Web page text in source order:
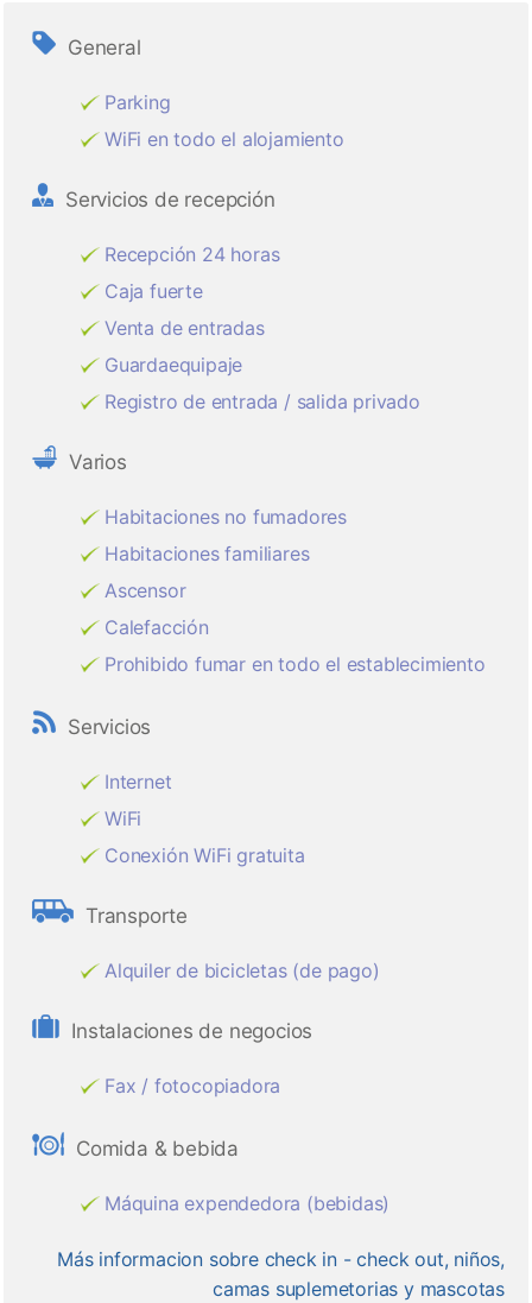
General
Parking
WiFi en todo el alojamiento
Servicios de recepción
Recepción 24 horas
Caja fuerte
Venta de entradas
Guardaequipaje
Registro de entrada / salida privado
Varios
Habitaciones no fumadores
Habitaciones familiares
Ascensor
Calefacción
Prohibido fumar en todo el establecimiento
Servicios
Internet
WiFi
Conexión WiFi gratuita
Transporte
Alquiler de bicicletas (de pago)
Instalaciones de negocios
Fax / fotocopiadora
Comida & bebida
Máquina expendedora (bebidas)
Más informacion sobre check in - check out, niños,
camas suplemetorias y mascotas